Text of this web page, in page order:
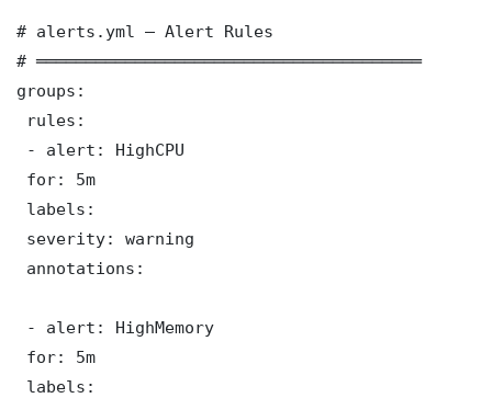
# alerts.yml — Alert Rules
# ═══════════════════════════════════════
groups:
rules:
- alert: HighCPU
for: 5m
labels:
severity: warning
annotations:
- alert: HighMemory
for: 5m
labels: